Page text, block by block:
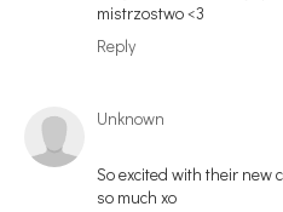
mistrzostwo <3
Reply
Unknown
So excited with their new
so much xo